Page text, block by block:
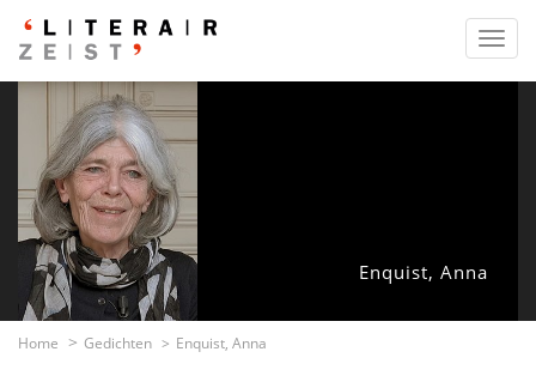
Enquist, Anna
Home Gedichten Enquist, Anna